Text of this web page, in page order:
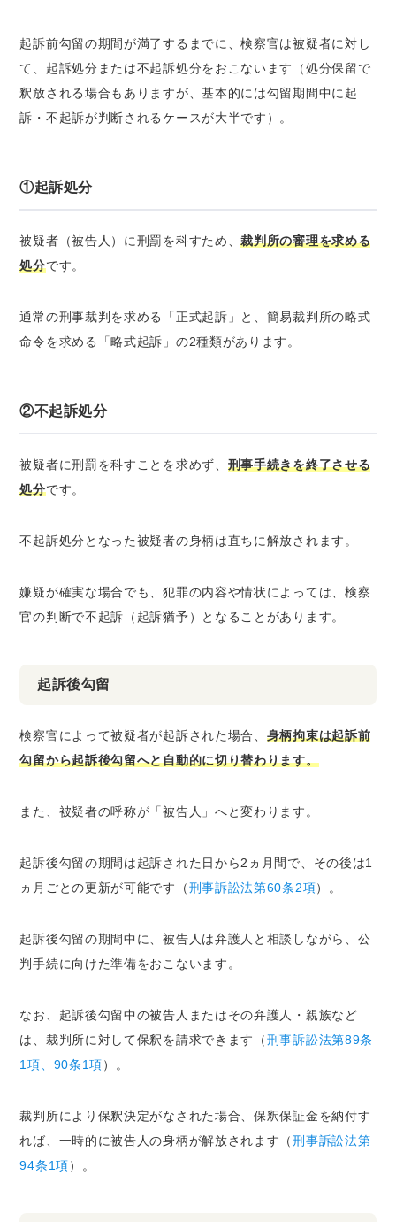
起訴前勾留の期間が満了するまでに、検察官は被疑者に対し
て、起訴処分または不起訴処分をおこないます（処分保留で
釈放される場合もありますが、基本的には勾留期間中に起
訴・不起訴が判断されるケースが大半です）。
①起訴処分
被疑者（被告人）に刑罰を科すため、裁判所の審理を求める
処分です。
通常の刑事裁判を求める「正式起訴」と、簡易裁判所の略式
命令を求める「略式起訴」の2種類があります。
②不起訴処分
被疑者に刑罰を科すことを求めず、 刑事手続きを終了させる
処分です。
不起訴処分となった被疑者の身柄は直ちに解放されます。
嫌疑が確実な場合でも、犯罪の内容や情状によっては、検察
官の判断で不起訴（起訴猶予）となることがあります。
起訴後勾留
検察官によって被疑者が起訴された場合、 身柄拘束は起訴前
勾留から起訴後勾留へと自動的に切り替わります。
また、被疑者の呼称が「被告人」へと変わります。
起訴後勾留の期間は起訴された日から2ヵ月間で、その後は1
ヵ月ごとの更新が可能です（刑事訴訟法第60条2項）。
起訴後勾留の期間中に、被告人は弁護人と相談しながら、公
判手続に向けた準備をおこないます。
なお、起訴後勾留中の被告人またはその弁護人・親族など
は、裁判所に対して保釈を請求できます（刑事訴訟法第89条
1項、90条1項）。
裁判所により保釈決定がなされた場合、保釈保証金を納付す
れば、一時的に被告人の身柄が解放されます（刑事訴訟法第
94条1項）。